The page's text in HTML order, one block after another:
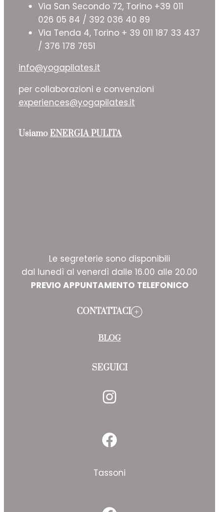
Via San Secondo 72, Torino +39 011
026 05 84 / 392 036 40 89
Via Tenda 4, Torino + 39 011 187 33 437
/ 376 178 7651
info@yogapilates.it
per collaborazioni e convenzioni
experiences@yogapilates.it
UsiamoENERGIA PULITA
Le segreterie sono disponibili
dal lunedì al venerdì dalle 16.00 alle 20.00
PREVIO APPUNTAMENTO TELEFONICO
CONTATTACI
BLOG
SEGUICI
Instagram
Facebook
Tassoni